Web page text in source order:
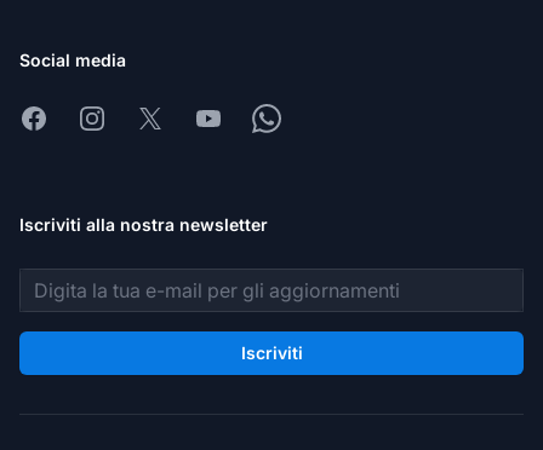
Social media
FacebookInstagram
X YoutubeWhatsapp
Iscriviti alla nostra newsletter
Indirizzo email
Iscriviti